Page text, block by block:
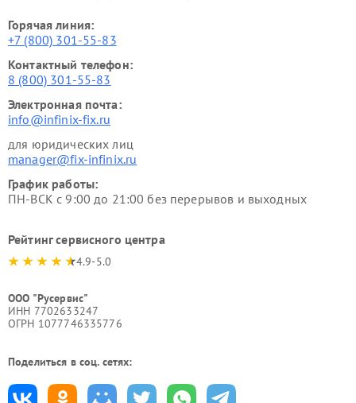
Горячая линия:
+7 (800) 301-55-83
Контактный телефон:
8 (800) 301-55-83
Электронная почта:
info@infinix-fix.ru
для юридических лиц
manager@fix-infinix.ru
График работы:
ПН-ВСК с 9:00 до 21:00 без перерывов и выходных
Рейтинг сервисного центра
4.9-5.0
ООО "Русервис"
ИНН 7702633247
ОГРН 1077746335776
Поделиться в соц. сетях: